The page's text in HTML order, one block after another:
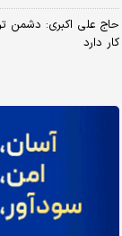
حاج علی اکبری: دشمن
کار دارد